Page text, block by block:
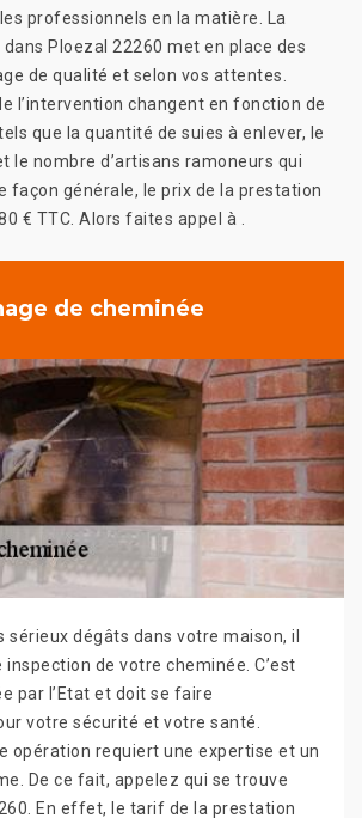
professionnels en la matière. La
Ploezal 22260 met en place des
de qualité et selon vos attentes.
l’intervention changent en fonction de
que la quantité de suies à enlever, le
le nombre d’artisans ramoneurs qui
façon générale, le prix de la prestation
€ TTC. Alors faites appel à .
de cheminée
sérieux dégâts dans votre maison, il
de votre cheminée. C’est
par l’Etat et doit se faire
votre sécurité et votre santé.
opération requiert une expertise et un
De ce fait, appelez qui se trouve
En effet, le tarif de la prestation